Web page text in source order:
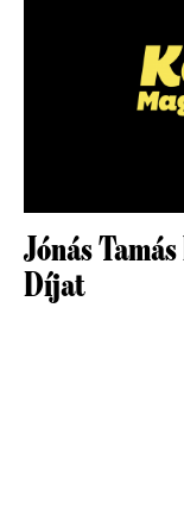
Jónás
Díjat